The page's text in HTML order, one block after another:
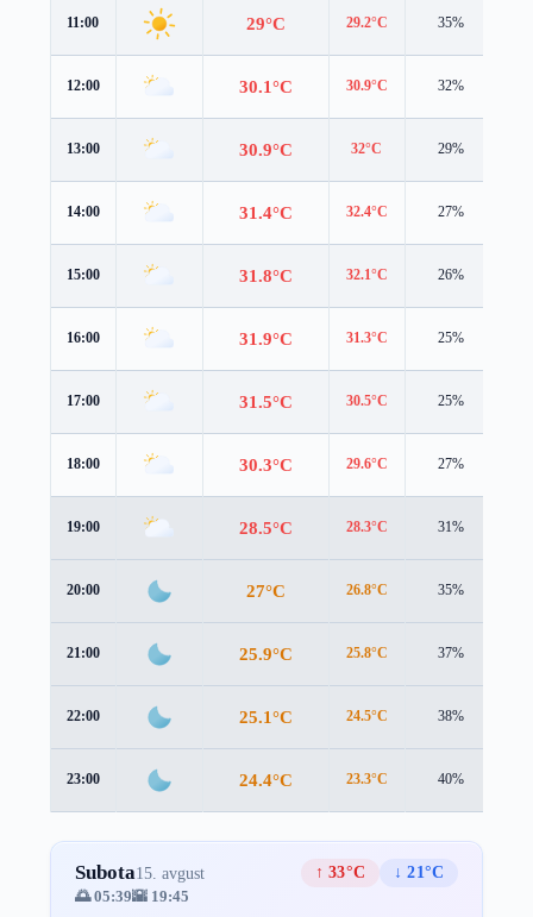
11:00 29°C 29.2°C 35%
12:00 30.1°C 30.9°C 32%
13:00 30.9°C 32°C 29%
14:00 31.4°C 32.4°C 27%
15:00 31.8°C 32.1°C 26%
16:00 31.9°C 31.3°C 25%
17:00 31.5°C 30.5°C 25%
18:00 30.3°C 29.6°C 27%
19:00 28.5°C 28.3°C 31%
20:00 27°C 26.8°C 35%
21:00 25.9°C 25.8°C 37%
22:00 25.1°C 24.5°C 38%
23:00 24.4°C 23.3°C 40%
Subota15. avgust ↑ 33°C
↓ 21°C
🌅 05:39🌇 19:45